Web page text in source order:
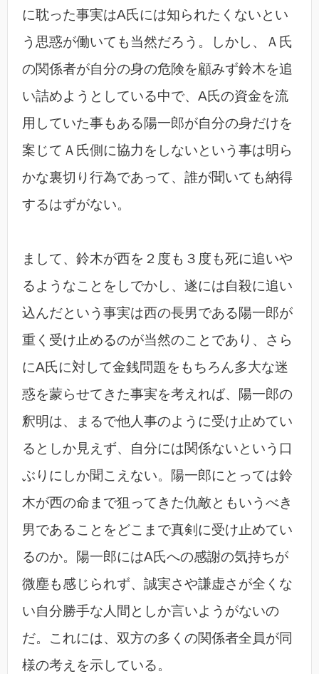
に耽った事実はA氏には知られたくないとい
う思惑が働いても当然だろう。しかし、Ａ氏
の関係者が自分の身の危険を顧みず鈴木を追
い詰めようとしている中で、A氏の資金を流
用していた事もある陽一郎が自分の身だけを
案じてＡ氏側に協力をしないという事は明ら
かな裏切り行為であって、誰が聞いても納得
するはずがない。
まして、鈴木が西を２度も３度も死に追いや
るようなことをしでかし、遂には自殺に追い
込んだという事実は西の長男である陽一郎が
重く受け止めるのが当然のことであり、さら
にA氏に対して金銭問題をもちろん多大な迷
惑を蒙らせてきた事実を考えれば、陽一郎の
釈明は、まるで他人事のように受け止めてい
るとしか見えず、自分には関係ないという口
ぶりにしか聞こえない。陽一郎にとっては鈴
木が西の命まで狙ってきた仇敵ともいうべき
男であることをどこまで真剣に受け止めてい
るのか。陽一郎にはA氏への感謝の気持ちが
微塵も感じられず、誠実さや謙虚さが全くな
い自分勝手な人間としか言いようがないの
だ。これには、双方の多くの関係者全員が同
様の考えを示している。